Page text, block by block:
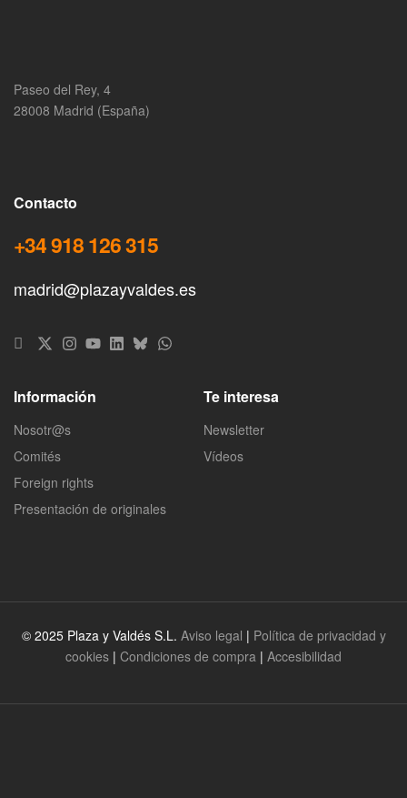
Paseo del Rey, 4
28008 Madrid (España)
Contacto
+34 918 126 315
madrid@plazayvaldes.es
Información
Nosotr@s
Comités
Foreign rights
Presentación de originales
Te interesa
Newsletter
Vídeos
© 2025 Plaza y Valdés S.L. Aviso legal | Política de privacidad y
cookies | Condiciones de compra | Accesibilidad